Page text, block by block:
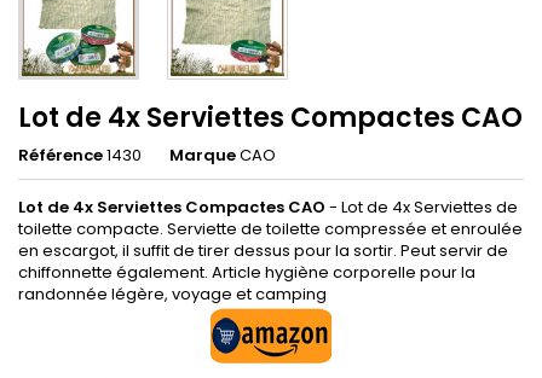
Lot de 4x Serviettes Compactes CAO
Référence1430 MarqueCAO
Lot de 4x Serviettes Compactes CAO - Lot de 4x Serviettes de
toilette compacte. Serviette de toilette compressée et enroulée
en escargot, il suffit de tirer dessus pour la sortir. Peut servir de
chiffonnette également. Article hygiène corporelle pour la
randonnée légère, voyage et camping